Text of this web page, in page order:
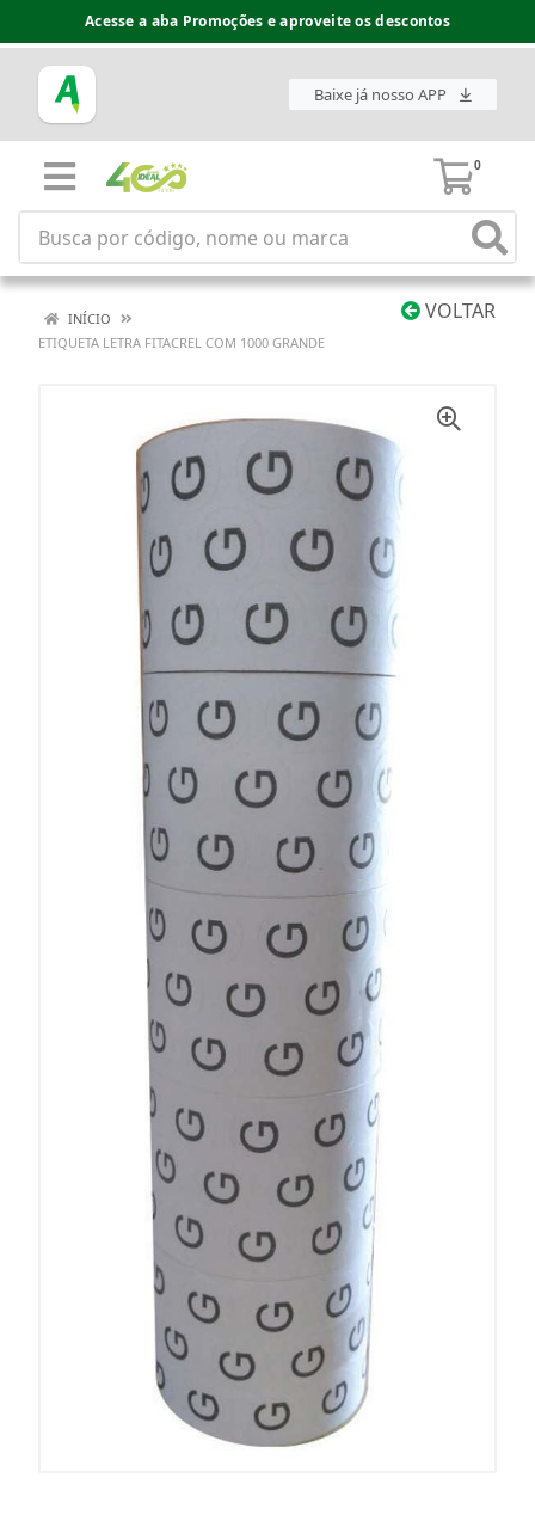
Acesse a aba Promoções e aproveite os descontos
Baixe já nosso APP
0
VOLTAR
INÍCIO
ETIQUETA LETRA FITACREL COM 1000 GRANDE